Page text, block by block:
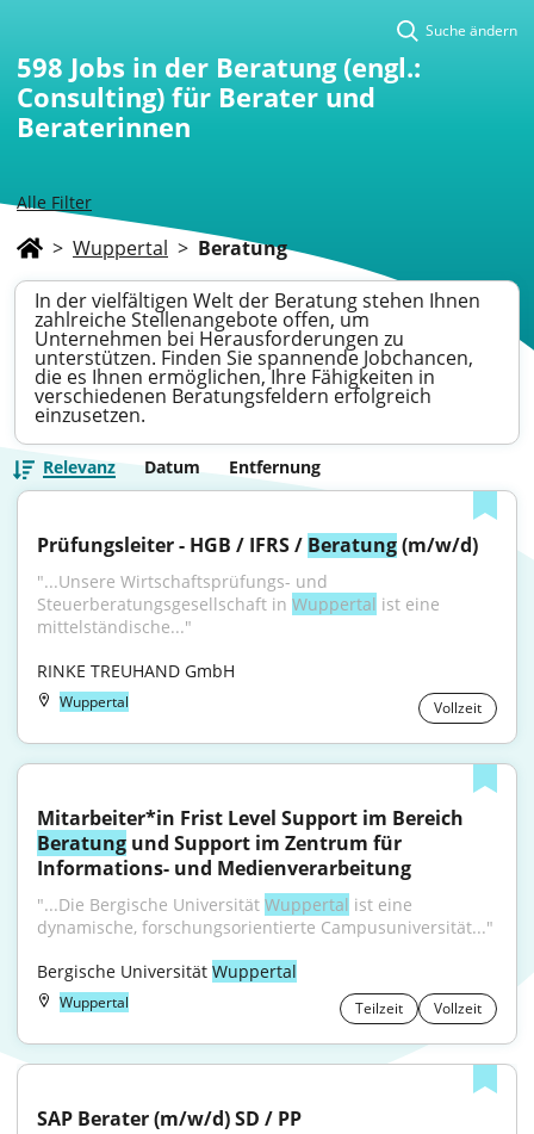
Alle Filter
Suche ändern
598 Jobs in der Beratung (engl.:
Consulting) für Berater und
Beraterinnen
> Wuppertal > Beratung
In der vielfältigen Welt der Beratung stehen Ihnen
zahlreiche Stellenangebote offen, um
Unternehmen bei Herausforderungen zu
unterstützen. Finden Sie spannende Jobchancen,
die es Ihnen ermöglichen, Ihre Fähigkeiten in
verschiedenen Beratungsfeldern erfolgreich
einzusetzen.
Relevanz Datum Entfernung
Prüfungsleiter - HGB / IFRS / Beratung (m/w/d)
"...Unsere Wirtschaftsprüfungs- und
Steuerberatungsgesellschaft in Wuppertal ist eine
mittelständische..."
RINKE TREUHAND GmbH
Wuppertal Vollzeit
Beratung und Support im Zentrum für
Informations- und Medienverarbeitung
"...Die Bergische Universität Wuppertal ist eine
dynamische, forschungsorientierte Campusuniversität..."
Bergische Universität Wuppertal
Wuppertal Teilzeit Vollzeit
SAP Berater (m/w/d) SD / PP